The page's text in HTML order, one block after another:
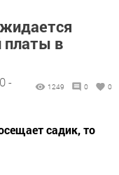
платы в
-
1249 0 0
садик, то